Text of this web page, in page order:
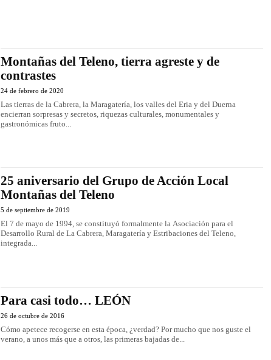
Montañas del Teleno, tierra agreste y de
contrastes
24 de febrero de 2020
Las tierras de la Cabrera, la Maragatería, los valles del Eria y del Duerna
encierran sorpresas y secretos, riquezas culturales, monumentales y
gastronómicas fruto...
25 aniversario del Grupo de Acción Local
Montañas del Teleno
5 de septiembre de 2019
El 7 de mayo de 1994, se constituyó formalmente la Asociación para el
Desarrollo Rural de La Cabrera, Maragatería y Estribaciones del Teleno,
integrada...
Para casi todo… LEÓN
26 de octubre de 2016
Cómo apetece recogerse en esta época, ¿verdad? Por mucho que nos guste el
verano, a unos más que a otros, las primeras bajadas de...